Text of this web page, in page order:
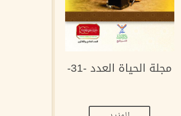
مجلة الحياة العدد -31-